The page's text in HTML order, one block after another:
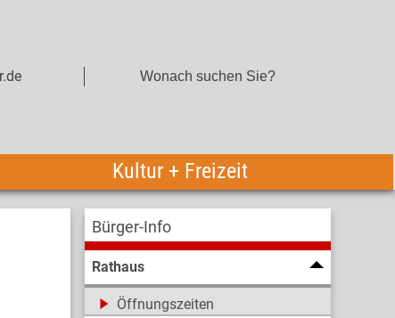
Kultur + Freizeit
Bürger-Info
Rathaus
Öffnungszeiten